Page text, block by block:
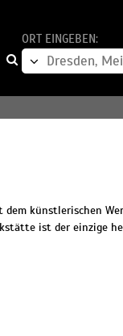
ORT EINGEBEN:
künstlerischen
ist der